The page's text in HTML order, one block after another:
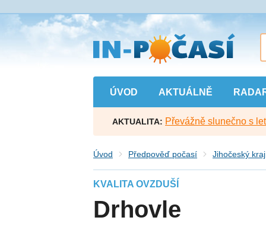
Přejít
na
hlavní
obsah
ÚVOD AKTUÁLNĚ
AKTUALITA: Převážně slunečno s
Úvod Předpověď počasí Jihočeský kraj
KVALITA OVZDUŠÍ
Drhovle
4